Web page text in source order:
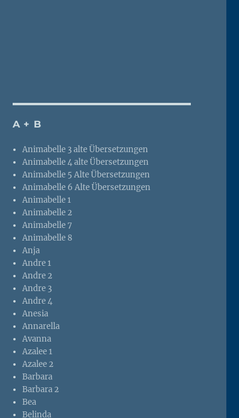
A + B
Animabelle 3 alte Übersetzungen
Animabelle 4 alte Übersetzungen
Animabelle 5 Alte Übersetzungen
Animabelle 6 Alte Übersetzungen
Animabelle 1
Animabelle 2
Animabelle 7
Animabelle 8
Anja
Andre 1
Andre 2
Andre 3
Andre 4
Anesia
Annarella
Avanna
Azalee 1
Azalee 2
Barbara
Barbara 2
Bea
Belinda